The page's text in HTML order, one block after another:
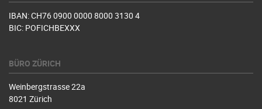
IBAN: CH76 0900 0000 8000 3130 4
BIC: POFICHBEXXX
BÜRO ZÜRICH
Weinbergstrasse 22a
8021 Zürich